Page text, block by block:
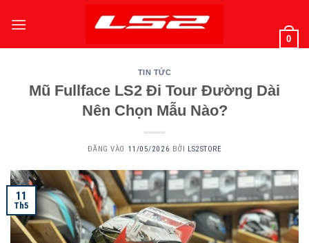
qua
0
TIN TỨC
Mũ Fullface LS2 Đi Tour Đường Dài
Nên Chọn Mẫu Nào?
ĐĂNG VÀO 11/05/2026 BỞI LS2STORE
11
Th5